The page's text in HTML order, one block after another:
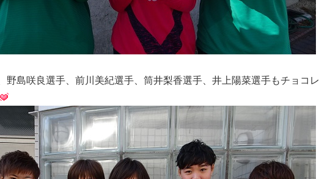
野島咲良選手、前川美紀選手、筒井梨香選手、井上陽菜選手もチョコレ